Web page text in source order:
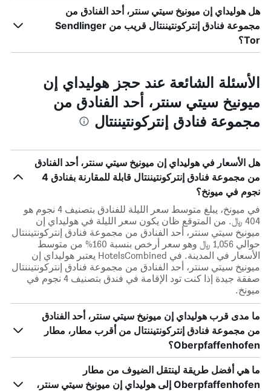
هل هوليداي إن ميونيخ سيتي سنتر، أحد الفنادق من
مجموعة فنادق إنتركونتيننتال قريب من Sendlinger
Tor؟
الأسئلة الشائعة عند حجز هوليداي إن
ميونيخ سيتي سنتر، أحد الفنادق من
مجموعة فنادق إنتركونتيننتال
هل الأسعار في هوليداي إن ميونيخ سيتي سنتر، أحد الفنادق
من مجموعة فنادق إنتركونتيننتال قابلة للمقارنة بفنادق 4
نجوم في ميونخ؟
في ميونخ، يبلغ متوسط ​​سعر الليلة للفنادق بتصنيف 4 نجوم هو
404 ﷼. من المتوقع ظان يكون سعر الليلة في هوليداي إن
ميونيخ سيتي سنتر، أحد الفنادق من مجموعة فنادق إنتركونتيننتال
حوالي 1,056 ﷼ وهو سعر أرخص بنسبة 160% من متوسط
الأسعار في المدينة. في HotelsCombined يعتبر هوليداي إن
ميونيخ سيتي سنتر، أحد الفنادق من مجموعة فنادق إنتركونتيننتال
صفقة جيدة إذا كنت تود الإقامة في فندق بتصنيف 4 نجوم في
ميونخ.
ما مدى قرب هوليداي إن ميونيخ سيتي سنتر، أحد الفنادق
من مجموعة فنادق إنتركونتيننتال من أقرب مطار، مطار
Oberpfaffenhofen؟
ما هي أفضل طريقة لينتقل الضيوف من مطار
Oberpfaffenhofen إلى هوليداي إن ميونيخ سيتي سنتر،